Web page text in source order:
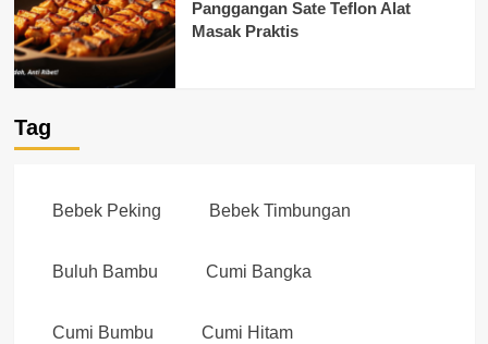
Panggangan Sate Teflon Alat
Masak Praktis
Tag
Bebek Peking Bebek Timbungan
Buluh Bambu Cumi Bangka
Cumi Bumbu Cumi Hitam